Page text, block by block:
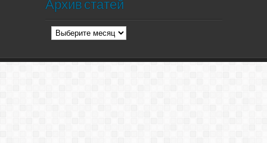
Архив статей
Архив
статей